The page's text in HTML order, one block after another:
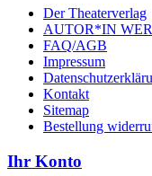
Der Theaterverlag
AUTOR*IN
FAQ/AGB
Impressum
Kontakt
Sitemap
Bestellung
Ihr Konto